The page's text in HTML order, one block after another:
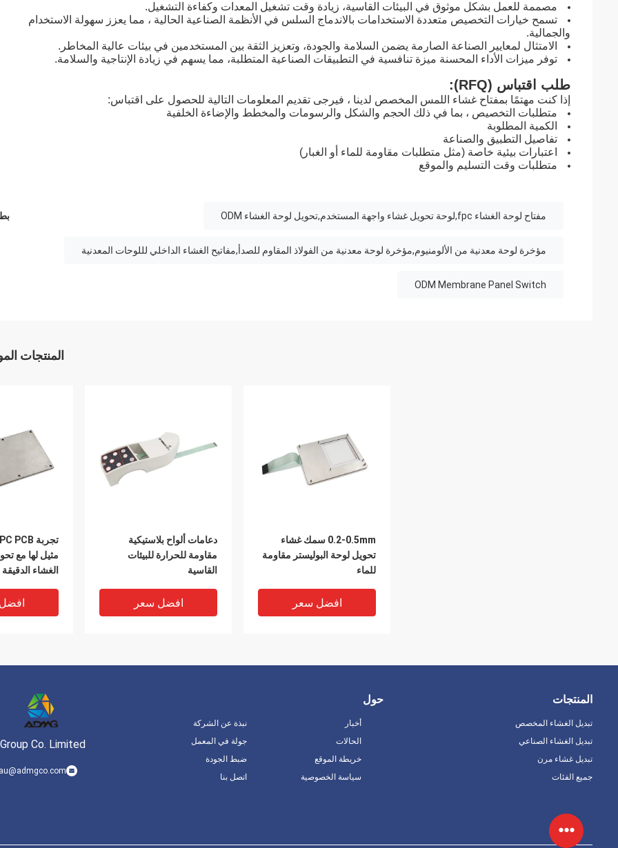
مصممة للعمل بشكل موثوق في البيئات القاسية، زيادة وقت تشغيل المعدات وكفاءة التشغيل.
تسمح خيارات التخصيص متعددة الاستخدامات بالاندماج السلس في الأنظمة الصناعية الحالية ، مما يعزز سهولة الاستخدام
والجمالية.
الامتثال لمعايير الصناعة الصارمة يضمن السلامة والجودة، وتعزيز الثقة بين المستخدمين في بيئات عالية المخاطر.
توفر ميزات الأداء المحسنة ميزة تنافسية في التطبيقات الصناعية المتطلبة، مما يسهم في زيادة الإنتاجية والسلامة.
طلب اقتباس (RFQ):
إذا كنت مهتمًا بمفتاح غشاء اللمس المخصص لدينا ، فيرجى تقديم المعلومات التالية للحصول على اقتباس:
متطلبات التخصيص ، بما في ذلك الحجم والشكل والرسومات والمخطط والإضاءة الخلفية
الكمية المطلوبة
تفاصيل التطبيق والصناعة
اعتبارات بيئية خاصة (مثل متطلبات مقاومة للماء أو الغبار)
متطلبات وقت التسليم والموقع
مفتاح لوحة الغشاء fpc,لوحة تحويل غشاء واجهة المستخدم,تحويل لوحة الغشاء ODM
مؤخرة لوحة معدنية من الألومنيوم,مؤخرة لوحة معدنية من الفولاذ المقاوم للصدأ,مفاتيح الغشاء الداخلي لللوحات المعدنية
ODM Membrane Panel Switch
المنتجات
مثيل لها مع
الغشاء الدقيقة
دعامات ألواح بلاستيكية
مقاومة للحرارة للبيئات
القاسية
افضل سعر
0.2-0.5mm سمك غشاء
تحويل لوحة البوليستر مقاومة
للماء
افضل سعر
Co. Limited
حول
نبذة عن الشركة
جولة في المعمل
ضبط الجودة
اتصل بنا
أخبار
الحالات
خريطة الموقع
سياسة الخصوصية
المنتجات
تبديل الغشاء المخصص
تبديل الغشاء الصناعي
تبديل غشاء مرن
جميع الفئات